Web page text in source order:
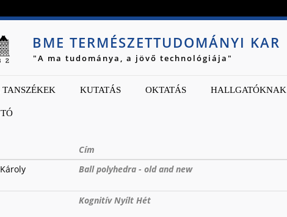
BME TERMÉSZETTUDOMÁNYI KAR
"A ma tudománya, a jövő technológiája"
KUTATÁS OKTATÁS HALLGATÓKNAK
Cím
Ball polyhedra - old and new
Kognitív Nyílt Hét